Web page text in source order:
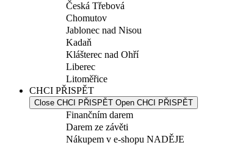
Česká Třebová
Chomutov
Jablonec nad Nisou
Kadaň
Klášterec nad Ohří
Liberec
Litoměřice
CHCI PŘISPĚT
Close CHCI PŘISPĚT Open CHCI PŘISPĚT
Finančním darem
Darem ze závěti
Nákupem v e-shopu NADĚJE